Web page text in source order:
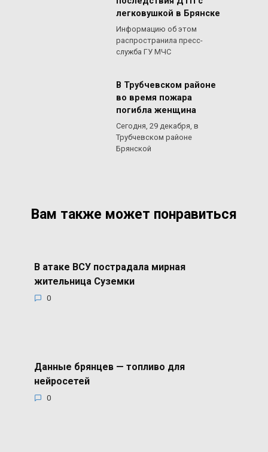
легковушкой в Брянске
Информацию об этом
распространила пресс-
служба ГУ МЧС
В Трубчевском районе
во время пожара
погибла женщина
Сегодня, 29 декабря, в
Трубчевском районе
Брянской
Вам также может понравиться
В атаке ВСУ пострадала мирная
жительница Суземки
0
Данные брянцев — топливо для
нейросетей
0